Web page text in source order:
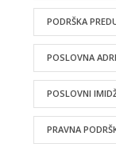
PODRŠKA
POSLOVNA
POSLOVNI
PRAVNA